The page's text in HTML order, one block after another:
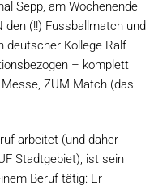
Sepp, am Wochenende
den (!!) Fussballmatch und
deutscher Kollege Ralf
– komplett
ZUM Match (das
arbeitet (und daher
Stadtgebiet), ist sein
Beruf tätig: Er